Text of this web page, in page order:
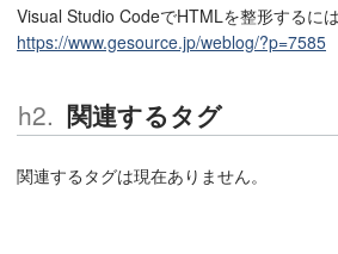
Visual Studio CodeでHTMLを整形するに
https://www.gesource.jp/weblog/?p=7585
関連するタグ
関連するタグは現在ありません。